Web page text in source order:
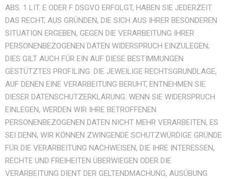
ABS. 1 LIT. E ODER F DSGVO ERFOLGT, HABEN SIE JEDERZEIT
DAS RECHT, AUS GRÜNDEN, DIE SICH AUS IHRER BESONDEREN
SITUATION ERGEBEN, GEGEN DIE VERARBEITUNG IHRER
PERSONENBEZOGENEN DATEN WIDERSPRUCH EINZULEGEN;
DIES GILT AUCH FÜR EIN AUF DIESE BESTIMMUNGEN
GESTÜTZTES PROFILING. DIE JEWEILIGE RECHTSGRUNDLAGE,
AUF DENEN EINE VERARBEITUNG BERUHT, ENTNEHMEN SIE
DIESER DATENSCHUTZERKLÄRUNG. WENN SIE WIDERSPRUCH
EINLEGEN, WERDEN WIR IHRE BETROFFENEN
PERSONENBEZOGENEN DATEN NICHT MEHR VERARBEITEN, ES
SEI DENN, WIR KÖNNEN ZWINGENDE SCHUTZWÜRDIGE GRÜNDE
FÜR DIE VERARBEITUNG NACHWEISEN, DIE IHRE INTERESSEN,
RECHTE UND FREIHEITEN ÜBERWIEGEN ODER DIE
VERARBEITUNG DIENT DER GELTENDMACHUNG, AUSÜBUNG